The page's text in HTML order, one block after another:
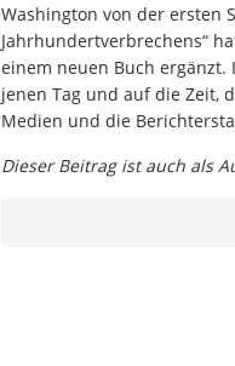
Washington von der ersten
Jahrhundertverbrechens“
einem neuen Buch
jenen Tag und auf die Zeit,
Medien und die
Dieser Beitrag ist auch als